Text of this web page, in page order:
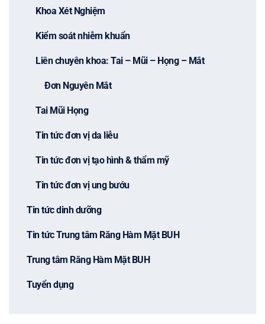
Khoa Xét Nghiệm
Kiểm soát nhiễm khuẩn
Liên chuyên khoa: Tai – Mũi – Họng – Mắt
Đơn Nguyên Mắt
Tai Mũi Họng
Tin tức đơn vị da liễu
Tin tức đơn vị tạo hình & thẩm mỹ
Tin tức đơn vị ung bướu
Tin tức dinh dưỡng
Tin tức Trung tâm Răng Hàm Mặt BUH
Trung tâm Răng Hàm Mặt BUH
Tuyển dụng